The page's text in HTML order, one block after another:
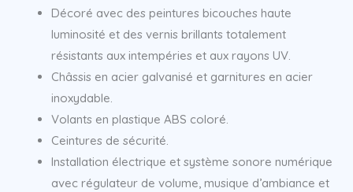
Décoré avec des peintures bicouches haute
luminosité et des vernis brillants totalement
résistants aux intempéries et aux rayons UV.
Châssis en acier galvanisé et garnitures en acier
inoxydable.
Volants en plastique ABS coloré.
Ceintures de sécurité.
Installation électrique et système sonore numérique
avec régulateur de volume, musique d’ambiance et